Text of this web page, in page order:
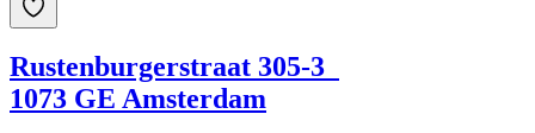
Rustenburgerstraat 305-3
1073 GE Amsterdam